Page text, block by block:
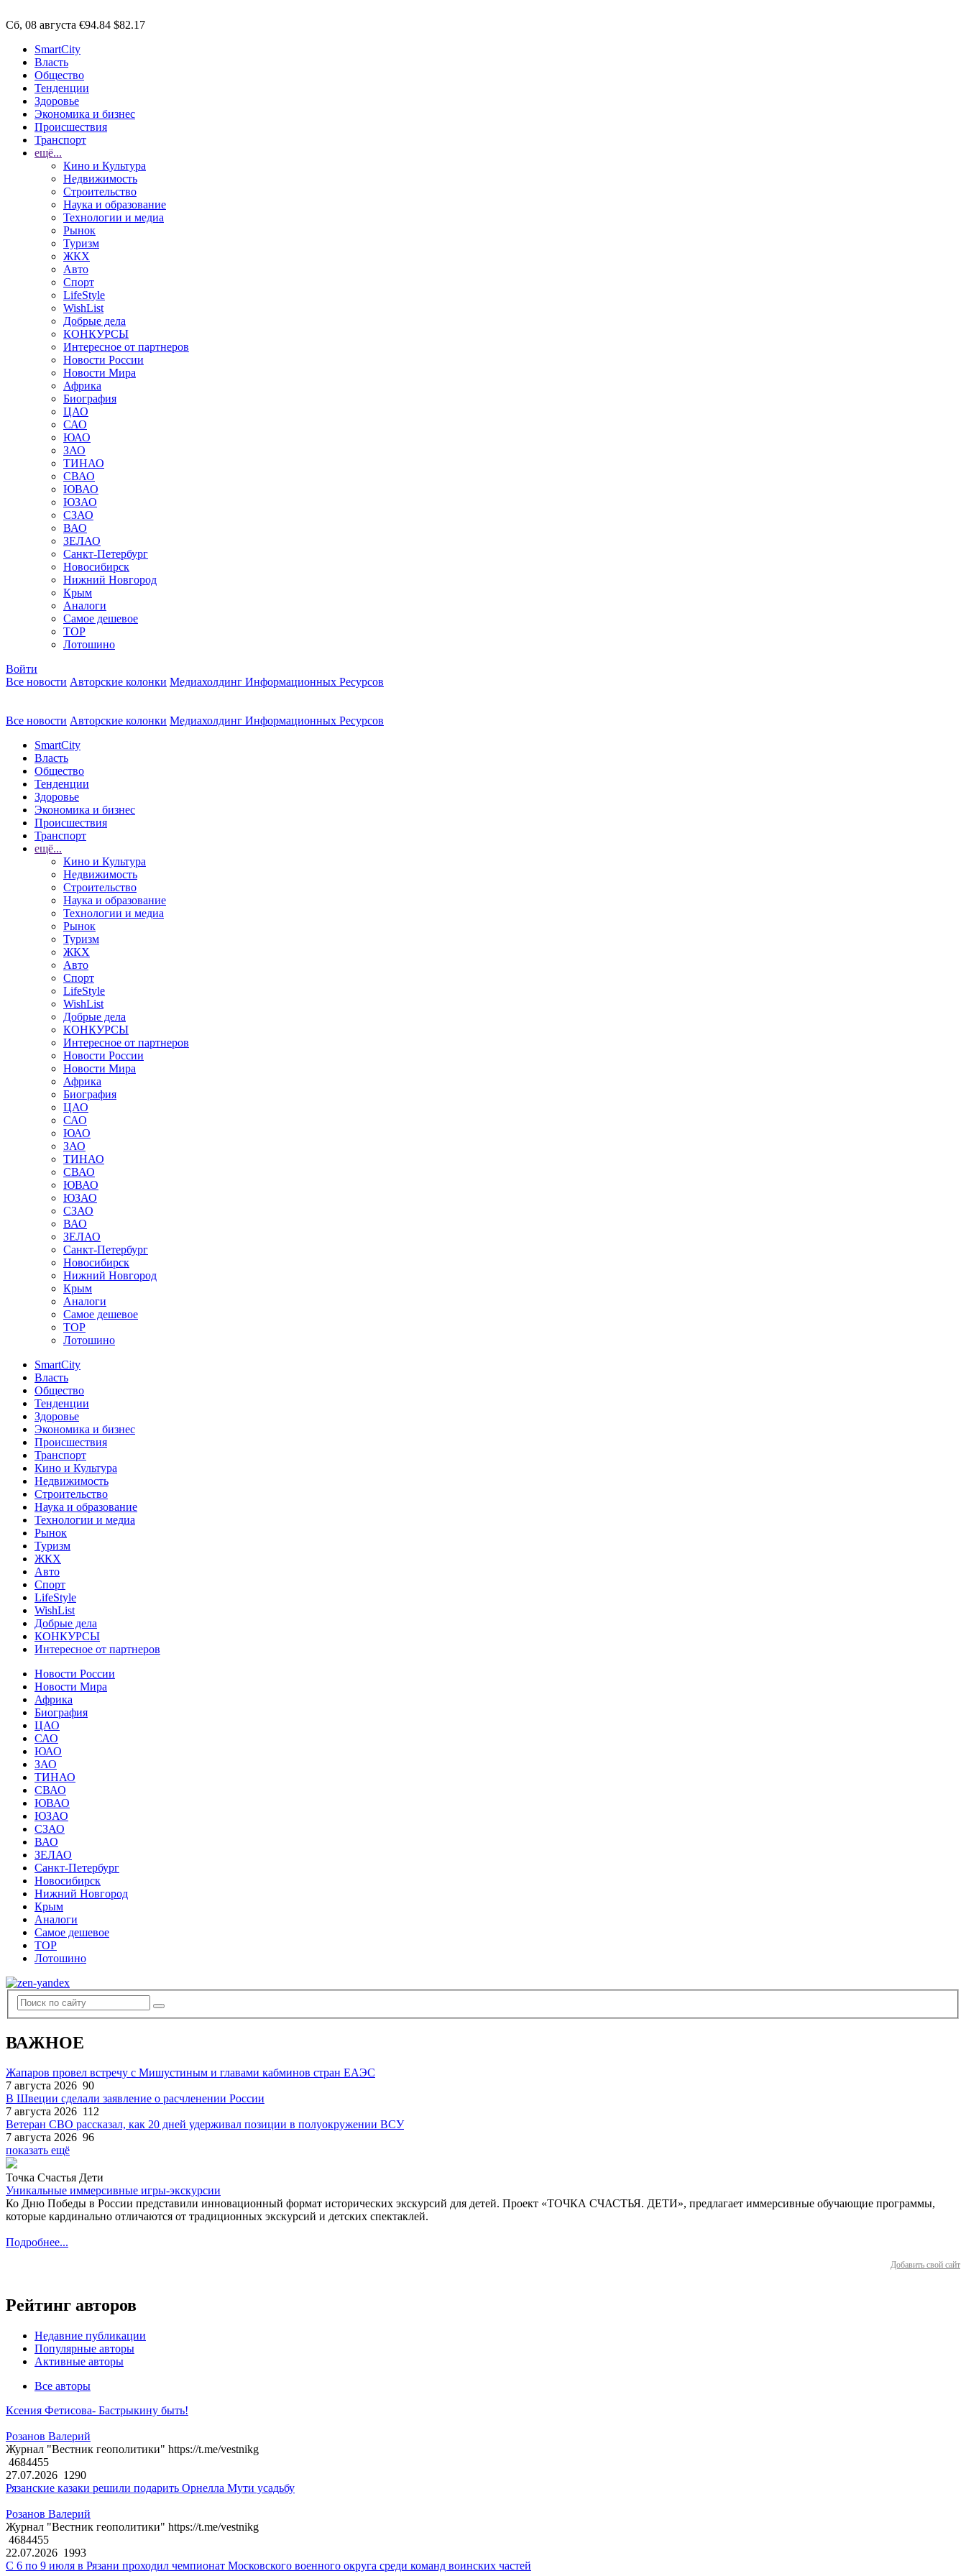
Сб, 08 августа €94.84 $82.17
SmartCity
Власть
Общество
Тенденции
Здоровье
Экономика и бизнес
Происшествия
Транспорт
ещё...
Кино и Культура
Недвижимость
Строительство
Наука и образование
Технологии и медиа
Рынок
Туризм
ЖКХ
Авто
Спорт
LifeStyle
WishList
Добрые дела
КОНКУРСЫ
Интересное от партнеров
Новости России
Новости Мира
Африка
Биография
ЦАО
САО
ЮАО
ЗАО
ТИНАО
СВАО
ЮВАО
ЮЗАО
СЗАО
ВАО
ЗЕЛАО
Санкт-Петербург
Новосибирск
Нижний Новгород
Крым
Аналоги
Самое дешевое
TOP
Лотошино
Войти
Все новости Авторские колонки Медиахолдинг Информационных Ресурсов
Все новости Авторские колонки Медиахолдинг Информационных Ресурсов
SmartCity
Власть
Общество
Тенденции
Здоровье
Экономика и бизнес
Происшествия
Транспорт
ещё...
Кино и Культура
Недвижимость
Строительство
Наука и образование
Технологии и медиа
Рынок
Туризм
ЖКХ
Авто
Спорт
LifeStyle
WishList
Добрые дела
КОНКУРСЫ
Интересное от партнеров
Новости России
Новости Мира
Африка
Биография
ЦАО
САО
ЮАО
ЗАО
ТИНАО
СВАО
ЮВАО
ЮЗАО
СЗАО
ВАО
ЗЕЛАО
Санкт-Петербург
Новосибирск
Нижний Новгород
Крым
Аналоги
Самое дешевое
TOP
Лотошино
SmartCity
Власть
Общество
Тенденции
Здоровье
Экономика и бизнес
Происшествия
Транспорт
Кино и Культура
Недвижимость
Строительство
Наука и образование
Технологии и медиа
Рынок
Туризм
ЖКХ
Авто
Спорт
LifeStyle
WishList
Добрые дела
КОНКУРСЫ
Интересное от партнеров
Новости России
Новости Мира
Африка
Биография
ЦАО
САО
ЮАО
ЗАО
ТИНАО
СВАО
ЮВАО
ЮЗАО
СЗАО
ВАО
ЗЕЛАО
Санкт-Петербург
Новосибирск
Нижний Новгород
Крым
Аналоги
Самое дешевое
TOP
Лотошино
ВАЖНОЕ
Жапаров провел встречу с Мишустиным и главами кабминов стран ЕАЭС
7 августа 2026 90
В Швеции сделали заявление о расчленении России
7 августа 2026 112
Ветеран СВО рассказал, как 20 дней удерживал позиции в полуокружении ВСУ
7 августа 2026 96
показать ещё
Точка Счастья Дети
Уникальные иммерсивные игры-экскурсии
Ко Дню Победы в России представили инновационный формат исторических экскурсий для детей. Проект «ТОЧКА СЧАСТЬЯ. ДЕТИ», предлагает иммерсивные обучающие программы,
которые кардинально отличаются от традиционных экскурсий и детских спектаклей.
Подробнее...
Добавить свой сайт
Рейтинг авторов
Недавние публикации
Популярные авторы
Активные авторы
Все авторы
Ксения Фетисова- Бастрыкину быть!
Розанов Валерий
Журнал "Вестник геополитики" https://t.me/vestnikg
4684455
27.07.2026 1290
Рязанские казаки решили подарить Орнелла Мути усадьбу
Розанов Валерий
Журнал "Вестник геополитики" https://t.me/vestnikg
4684455
22.07.2026 1993
С 6 по 9 июля в Рязани проходил чемпионат Московского военного округа среди команд воинских частей